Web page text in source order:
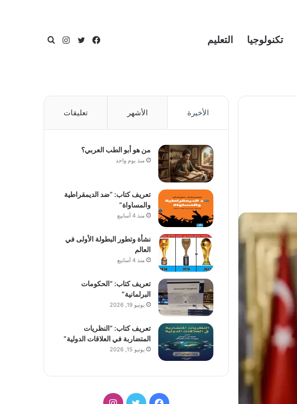
تكنولوجيا التعليم بحث
انستقرامتويتر
فيسبوك
الأخيرة الأشهر تعليقات
من هو أبو الطب العربي؟
منذ يوم واحد
تعريف كتاب: “ضد الديمقراطية
والمساواة”
منذ 4 أسابيع
نشأة وتطور البطولة الأولى في
العالم
منذ 4 أسابيع
تعريف كتاب: “الحكومات
البرلمانية”
يونيو 19, 2026
تعريف كتاب: “النظريات
المتضاربة في العلاقات الدولية”
يونيو 15, 2026